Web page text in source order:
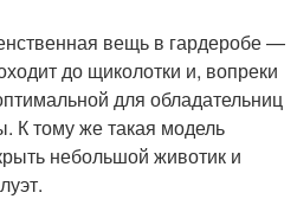
вещь в гардеробе —
до щиколотки и, вопреки
для обладательниц
К тому же такая модель
небольшой животик и